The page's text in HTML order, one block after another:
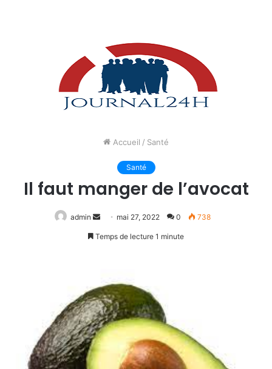
Accueil / Santé
Santé
Il faut manger de l’avocat
admin
Envoyermai 27, 2022 0 738
Temps de lecture 1 minute